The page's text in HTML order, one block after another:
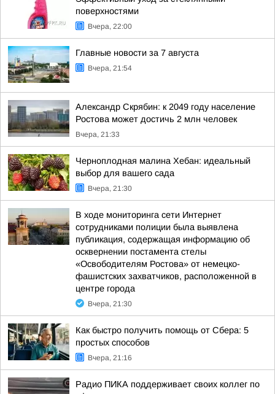
поверхностями
Вчера, 22:00
Главные новости за 7 августа
Вчера, 21:54
Александр Скрябин: к 2049 году население
Ростова может достичь 2 млн человек
Вчера, 21:33
Черноплодная малина Хебан: идеальный
выбор для вашего сада
Вчера, 21:30
В ходе мониторинга сети Интернет
сотрудниками полиции была выявлена
публикация, содержащая информацию об
осквернении постамента стелы
«Освободителям Ростова» от немецко-
фашистских захватчиков, расположенной в
центре города
Вчера, 21:30
Как быстро получить помощь от Сбера: 5
простых способов
Вчера, 21:16
Радио ПИКА поддерживает своих коллег по